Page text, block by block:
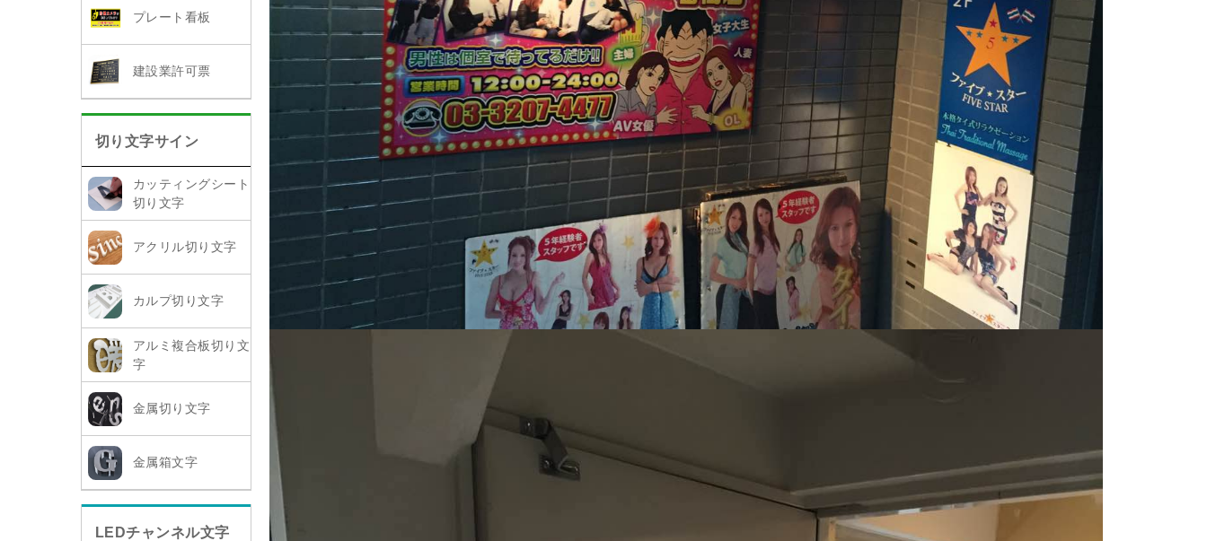
プレート看板
建設業許可票
切り文字サイン
カッティングシート
切り文字
アクリル切り文字
カルプ切り文字
アルミ複合板切り文
字
金属切り文字
金属箱文字
LEDチャンネル文字